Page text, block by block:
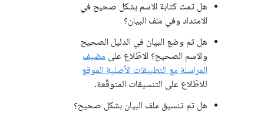
هل تمت كتابة الاسم بشكل صحيح في
الامتداد وفي ملف البيان؟
هل تم وضع البيان في الدليل الصحيح
والاسم الصحيح؟ الاطّلاع على مضيف
المراسلة مع التطبيقات الأصلية الموقع
للاطّلاع على التنسيقات المتوقّعة.
هل تم تنسيق ملف البيان بشكل صحيح؟